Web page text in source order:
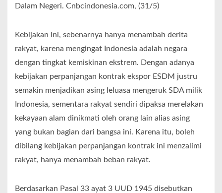
Dalam Negeri. Cnbcindonesia.com, (31/5)
Kebijakan ini, sebenarnya hanya menambah derita
rakyat, karena mengingat Indonesia adalah negara
dengan tingkat kemiskinan ekstrem. Dengan adanya
kebijakan perpanjangan kontrak ekspor ESDM justru
semakin menjadikan asing leluasa mengeruk SDA milik
Indonesia, sementara rakyat sendiri dipaksa merelakan
kekayaan alam dinikmati oleh orang lain alias asing
yang bukan bagian dari bangsa ini. Karena itu, boleh
dibilang kebijakan perpanjangan kontrak ini menzalimi
rakyat, hanya menambah beban rakyat.
Berdasarkan Pasal 33 ayat 3 UUD 1945 disebutkan